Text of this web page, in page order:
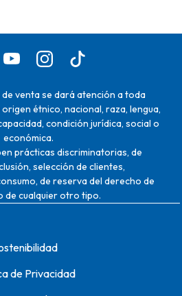
venta se dará atención a toda
étnico, nacional, raza, lengua,
condición jurídica, social o
económica.
prácticas discriminatorias, de
selección de clientes,
de reserva del derecho de
de cualquier otro tipo.
de Privacidad